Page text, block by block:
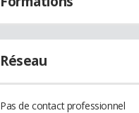
Réseau
Pas de contact professionnel